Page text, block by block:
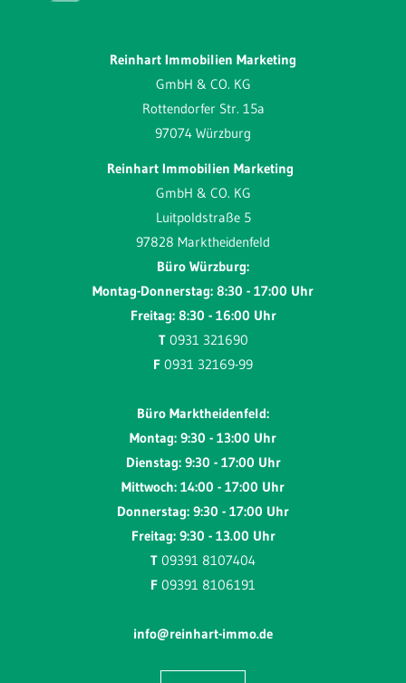
Reinhart Immobilien Marketing
GmbH & CO. KG
Rottendorfer Str. 15a
97074 Würzburg
Reinhart Immobilien Marketing
GmbH & CO. KG
Luitpoldstraße 5
97828 Marktheidenfeld
Büro Würzburg:
Montag-Donnerstag: 8:30 - 17:00 Uhr
Freitag: 8:30 - 16:00 Uhr
T 0931 321690
F 0931 32169-99
Büro Marktheidenfeld:
Montag: 9:30 - 13:00 Uhr
Dienstag: 9:30 - 17:00 Uhr
Mittwoch: 14:00 - 17:00 Uhr
Donnerstag: 9:30 - 17:00 Uhr
Freitag: 9:30 - 13.00 Uhr
T 09391 8107404
F 09391 8106191
info@reinhart-immo.de